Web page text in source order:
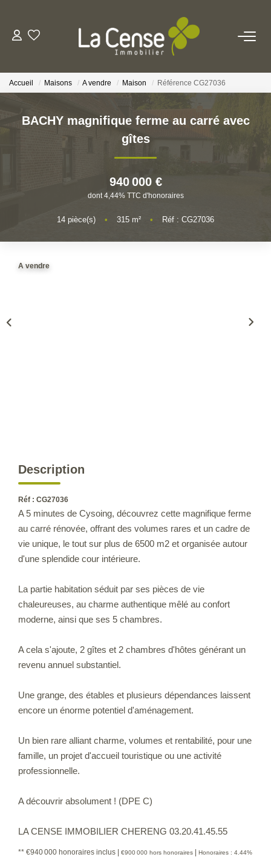
ESTIMATION
Qui Sommes-Nous
Notre Équipe
Accueil Maisons A vendre Maison Référence CG27036
BACHY magnifique ferme au carré avec
gîtes
940 000 €
dont 4,44% TTC d'honoraires
14 pièce(s) • 315 m² • Réf : CG27036
A vendre
Description
Réf : CG27036
A 5 minutes de Cysoing, découvrez cette magnifique ferme
au carré rénovée, offrant des volumes rares et un cadre de
vie unique, le tout sur plus de 6500 m2 et organisée autour
d'une splendide cour intérieure.
La partie habitation séduit par ses pièces de vie
chaleureuses, au charme authentique mêlé au confort
moderne, ainsi que ses 5 chambres.
A cela s'ajoute, 2 gîtes et 2 chambres d'hôtes générant un
revenu annuel substantiel.
Une grange, des étables et plusieurs dépendances laissent
encore un énorme potentiel d'aménagement.
Un bien rare alliant charme, volumes et rentabilité, pour une
famille, un projet d'accueil touristique ou une activité
professionnelle.
A découvrir absolument ! (DPE C)
LA CENSE IMMOBILIER CHERENG 03.20.41.45.55
** €940 000 honoraires inclus | €900 000 hors honoraires | Honoraires : 4.44%